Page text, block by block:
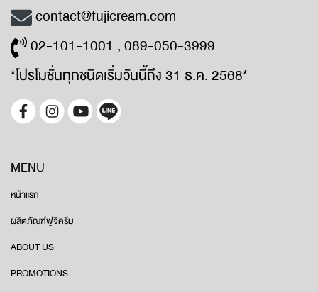
contact@fujicream.com
02-101-1001 , 089-050-3999
*โปรโมชั่นทุกชนิดเริ่มวันนี้ถึง 31 ธ.ค. 2568*
MENU
หน้าแรก
ผลิตภัณฑ์ฟูจิครีม
ABOUT US
PROMOTIONS